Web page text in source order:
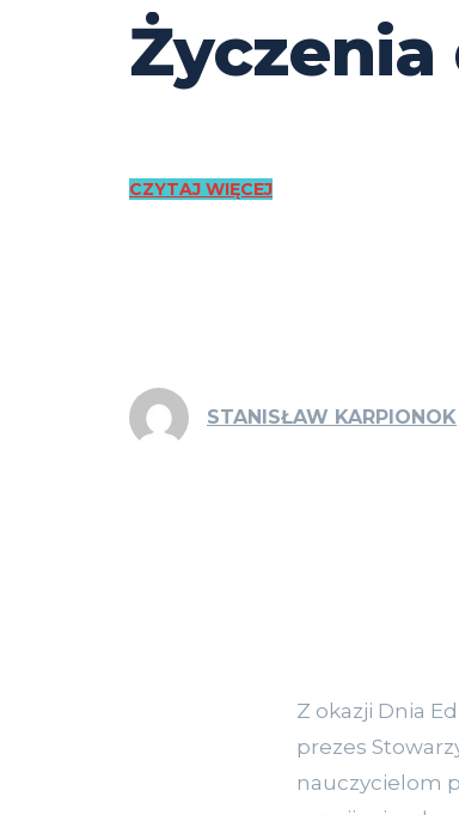
CZYTAJ WIĘCEJ
STANISŁAW KARPIONOK
Z okazji Dnia
prezes
nauczycielom